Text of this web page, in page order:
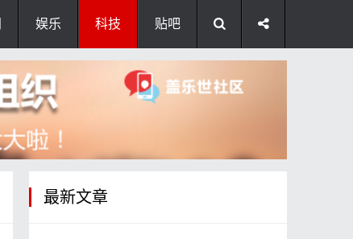
娱乐 科技 贴吧
最新文章